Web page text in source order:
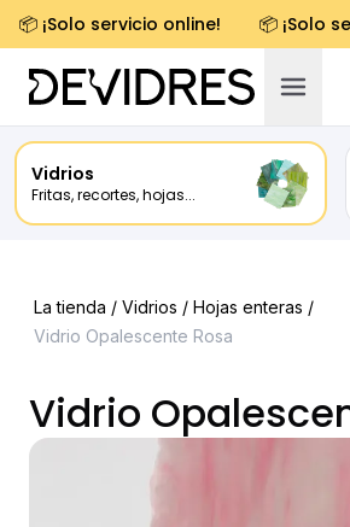
📦 ¡Solo servicio online! 📦 ¡Solo
Vidrios
Fritas, recortes, hojas...
La tienda / Vidrios / Hojas enteras /
Vidrio Opalescente Rosa
Vidrio